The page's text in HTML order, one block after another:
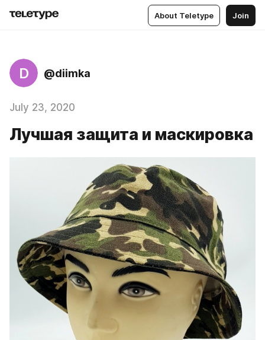
About Teletype Join
D @diimka
July 23, 2020
Лучшая защита и маскировка